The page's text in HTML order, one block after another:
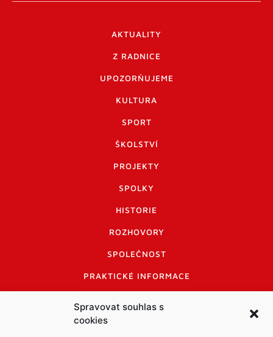
Spravovat souhlas s
cookies
AKTUALITY
Z RADNICE
UPOZORŇUJEME
KULTURA
SPORT
ŠKOLSTVÍ
PROJEKTY
SPOLKY
HISTORIE
ROZHOVORY
SPOLEČNOST
PRAKTICKÉ INFORMACE
INFORMACE A KODEX DISKUTUJÍCÍCH